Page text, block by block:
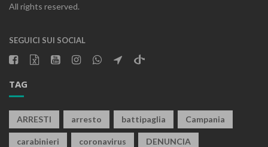
All rights reserved.
SEGUICI SUI SOCIAL
TAG
ARRESTI arresto battipaglia Campania
carabinieri coronavirus DENUNCIA